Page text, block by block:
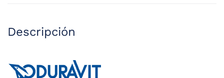
Descripción